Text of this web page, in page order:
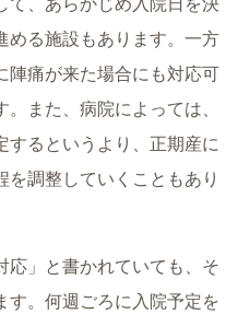
て、あらかじめ入院日を決
める施設もあります。一方
陣痛が来た場合にも対応可
また、病院によっては、
するというより、正期産に
を調整していくこともあり
応」と書かれていても、そ
す。何週ごろに入院予定を